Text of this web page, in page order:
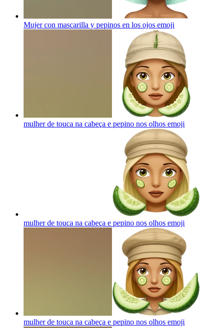
Mujer con mascarilla y pepinos en los ojos emoji
mulher de touca na cabeça e pepino nos olhos emoji
mulher de touca na cabeça e pepino nos olhos emoji
mulher de touca na cabeça e pepino nos olhos emoji